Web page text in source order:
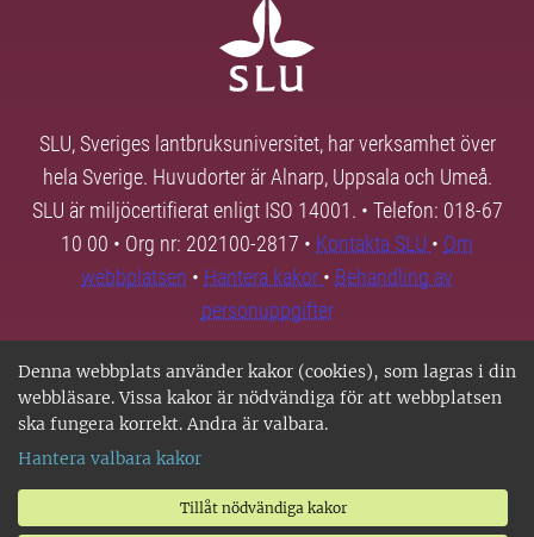
Denna webbplats använder kakor (cookies), som lagras i din
webbläsare. Vissa kakor är nödvändiga för att webbplatsen
ska fungera korrekt. Andra är valbara.
Hantera valbara kakor
Tillåt nödvändiga kakor
SLU, Sveriges lantbruksuniversitet, har verksamhet över
hela Sverige. Huvudorter är Alnarp, Uppsala och Umeå.
SLU är miljöcertifierat enligt ISO 14001. • Telefon: 018-67
10 00 • Org nr: 202100-2817 • Kontakta SLU • Om
webbplatsen • Hantera kakor • Behandling av
personuppgifter